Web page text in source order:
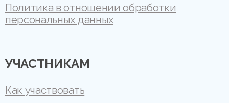
Политика в отношении обработки
персональных данных
УЧАСТНИКАМ
Как участвовать